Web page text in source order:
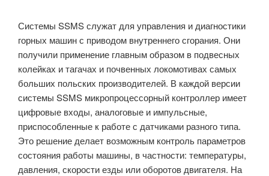
Системы SSMS служат для управления и диагностики
горных машин с приводом внутреннего сгорания. Они
получили применение главным образом в подвесных
колейках и тагачах и почвенных локомотивах самых
больших польских производителей. В каждой версии
системы SSMS микропроцессорный контроллер имеет
цифровые входы, аналоговые и импульсные,
приспособленные к работе с датчиками разного типа.
Это решение делает возможным контроль параметров
состояния работы машины, в частности: температуры,
давления, скорости езды или оборотов двигателя. На